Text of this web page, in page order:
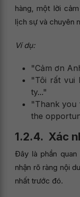
hàng, một lời
lịch sự và chuyên
Ví dụ:
"Cảm ơn
"Tôi rất vui
ty..."
"Thank you
the
1.2.4. Xác
Đây là phần
nhận rõ ràng nội
nhất trước đó.